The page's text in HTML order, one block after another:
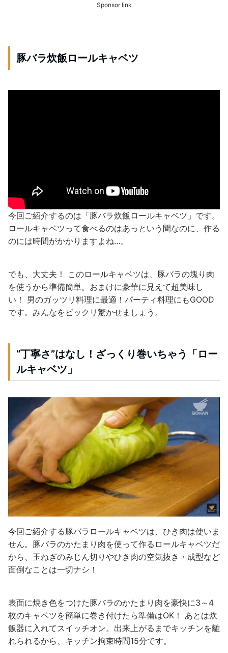
Sponsor link
豚バラ炊飯ロールキャベツ
今回ご紹介するのは「豚バラ炊飯ロールキャベツ」です。
ロールキャベツって食べるのはあっという間なのに、作る
のには時間がかかりますよね…。
でも、大丈夫！ このロールキャベツは、豚バラの塊り肉
を使うから準備簡単。 おまけに豪華に見えて超美味し
い！ 男のガッツリ料理に最適！パーティ料理にもGOOD
です。 みんなをビックリ驚かせましょう。
“丁寧さ”はなし！ざっくり巻いちゃう「ロー
ルキャベツ」
今回ご紹介する豚バラロールキャベツは、ひき肉は使いま
せん。豚バラのかたまり肉を使って作るロールキャベツだ
から、玉ねぎのみじん切りやひき肉の空気抜き・成型など
面倒なことは一切ナシ！
表面に焼き色をつけた豚バラのかたまり肉を豪快に3～4
枚のキャベツを簡単に巻き付けたら準備はOK！ あとは炊
飯器に入れてスイッチオン。出来上がるまでキッチンを離
れられるから、キッチン拘束時間15分です。